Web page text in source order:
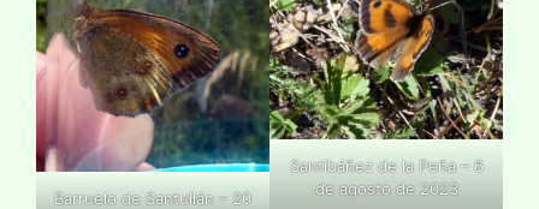
Barruelo de Santullán – 20
Santibáñez de la Peña – 6
de agosto de 2023